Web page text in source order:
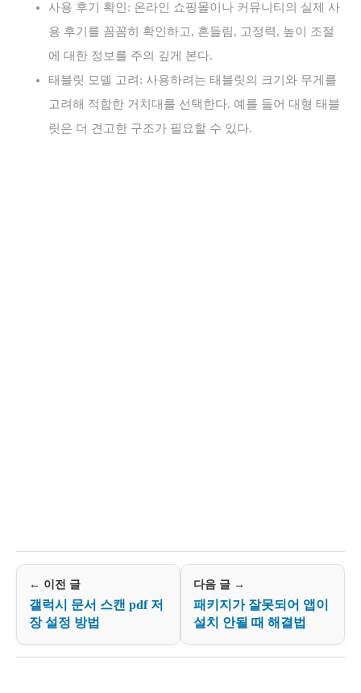
사용 후기 확인: 온라인 쇼핑몰이나 커뮤니티의 실제 사
용 후기를 꼼꼼히 확인하고, 흔들림, 고정력, 높이 조절
에 대한 정보를 주의 깊게 본다.
태블릿 모델 고려: 사용하려는 태블릿의 크기와 무게를
고려해 적합한 거치대를 선택한다. 예를 들어 대형 태블
릿은 더 견고한 구조가 필요할 수 있다.
← 이전 글
갤럭시 문서 스캔 pdf 저
장 설정 방법
다음 글 →
패키지가 잘못되어 앱이
설치 안될 때 해결법